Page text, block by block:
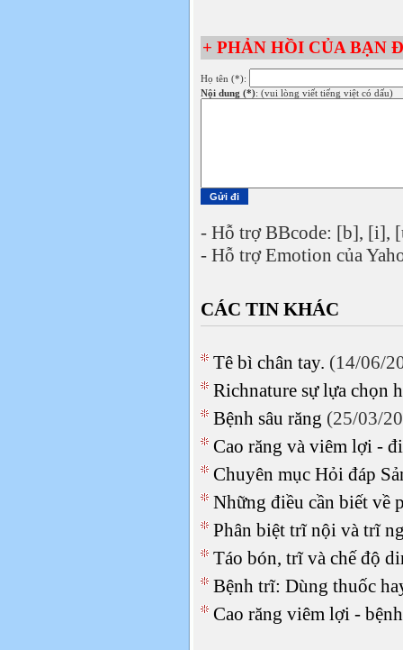
+ PHẢN HỒI CỦA BẠN
Họ tên (*):
Nội dung (*): (vui lòng viết tiếng việt có dấu)
- Hỗ trợ BBcode: [b], [i],
- Hỗ trợ Emotion của
CÁC TIN KHÁC
Tê bì chân tay. (14/06/
Richnature sự lựa chọn
Bệnh sâu răng (25/03/
Cao răng và viêm lợi -
Chuyên mục Hỏi đáp
Những điều cần biết về
Phân biệt trĩ nội và trĩ
Táo bón, trĩ và chế độ
Bệnh trĩ: Dùng thuốc
Cao răng viêm lợi -